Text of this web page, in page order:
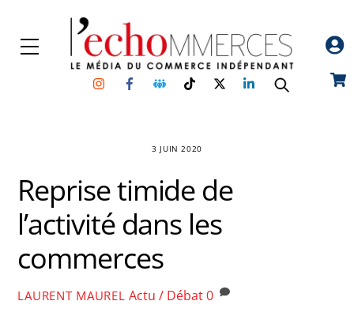
content
Menu
InstagramFacebookGroupe
Facebook
TikTokTwitterLinkedin
3 JUIN 2020
Reprise timide de
l’activité dans les
commerces
LAURENT MAUREL Actu / Débat0